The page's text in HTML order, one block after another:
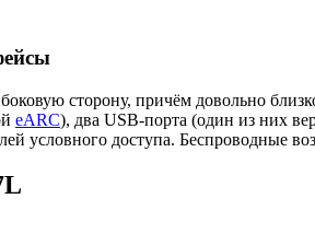
сторону, причём довольно
eARC), два USB-порта (один из них
условного доступа. Беспроводные